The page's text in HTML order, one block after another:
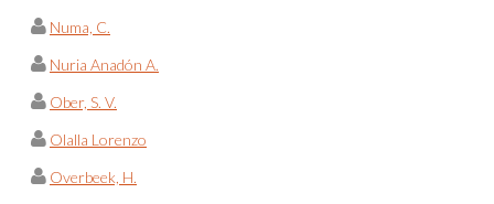
Numa, C.
Nuria Anadón A.
Ober, S. V.
Olalla Lorenzo
Overbeek, H.